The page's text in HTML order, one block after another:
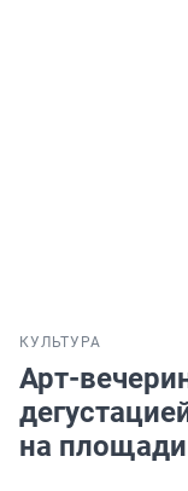
КУЛЬТУРА
Арт-
на